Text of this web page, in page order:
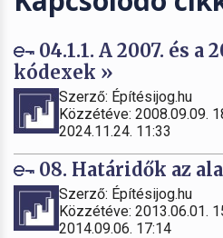
04.1.1. A 2007. és a
kódexek »
Szerző: Építésijog.hu
Közzétéve: 2008.09.09.
2024.11.24. 11:33
08. Határidők az
Szerző: Építésijog.hu
Közzétéve: 2013.06.01.
2014.09.06. 17:14